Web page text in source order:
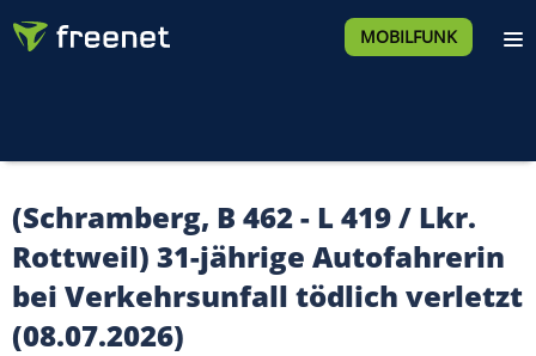
MOBILFUNK
(Schramberg, B 462 - L 419 / Lkr.
Rottweil) 31-jährige Autofahrerin
bei Verkehrsunfall tödlich verletzt
(08.07.2026)